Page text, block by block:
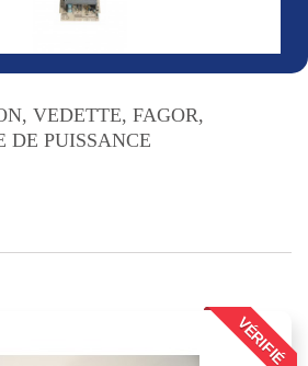
VEDETTE, FAGOR,
DE PUISSANCE
VÉRIFIÉ